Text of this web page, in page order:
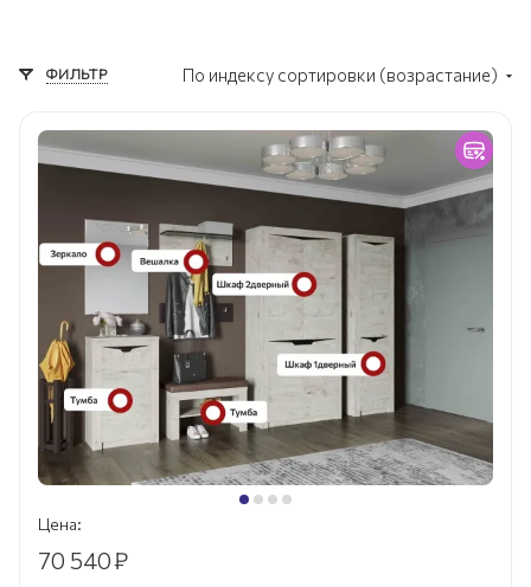
ФИЛЬТР По индексу сортировки (возрастание)
Цена:
70 540₽